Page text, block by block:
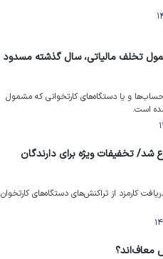
تخلف مالیاتی، سال گذشته مسدود
و یا دستگاه‌های کارتخوانی که مشمول
است.
شد/ تخفیفات ویژه برای دارندگان
بانک مرکزی از امروز ۴ تیرماه دریافت کارمزد از تراکنش‌های دستگاه‌های کارتخوان
معاف‌اند؟